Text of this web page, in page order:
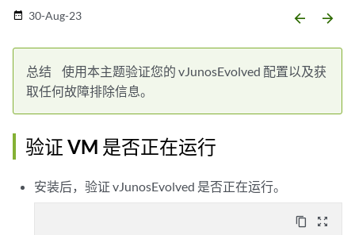
date_range 30-Aug-23 arrow_backward arrow_forward
总结
使用本主题验证您的 vJunosEvolved 配置以及获
取任何故障排除信息。
验证 VM 是否正在运行
安装后，验证 vJunosEvolved 是否正在运行。
content_copy zoom_out_map